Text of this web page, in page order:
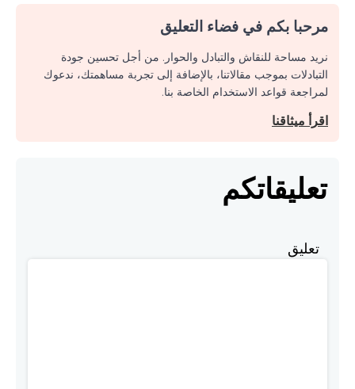
مرحبا بكم في فضاء التعليق
نريد مساحة للنقاش والتبادل والحوار. من أجل تحسين جودة
التبادلات بموجب مقالاتنا، بالإضافة إلى تجربة مساهمتك، ندعوك
لمراجعة قواعد الاستخدام الخاصة بنا.
اقرأ ميثاقنا
تعليقاتكم
تعليق